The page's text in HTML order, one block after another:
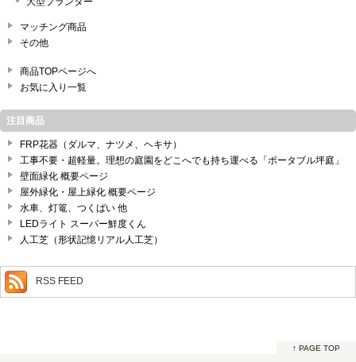
マッチング商品
その他
商品TOPページへ
お気に入り一覧
注目商品
FRP花器（ダルマ、ナツメ、ヘキサ）
工事不要・超軽量。理想の庭園をどこへでも持ち運べる「ポータブル坪庭」
壁面緑化 概要ページ
屋外緑化・屋上緑化 概要ページ
水車、灯篭、つくばい 他
LEDライト スーパー鮮度くん
人工芝（形状記憶リアル人工芝）
RSS FEED
↑ PAGE TOP